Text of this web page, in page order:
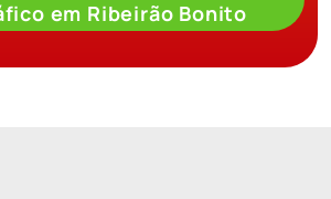
em Ribeirão Bonito